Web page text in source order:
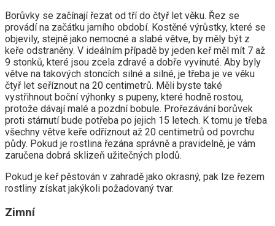
Borůvky se začínají řezat od tří do čtyř let věku. Řez se
provádí na začátku jarního období. Kostěné výrůstky, které se
objevily, stejně jako nemocné a slabé větve, by měly být z
keře odstraněny. V ideálním případě by jeden keř měl mít 7 až
9 stonků, které jsou zcela zdravé a dobře vyvinuté. Aby byly
větve na takových stoncích silné a silné, je třeba je ve věku
čtyř let seříznout na 20 centimetrů. Měli byste také
vystřihnout boční výhonky s pupeny, které hodně rostou,
protože dávají malé a pozdní bobule. Prořezávání borůvek
proti stárnutí bude potřeba po jejich 15 letech. K tomu je třeba
všechny větve keře odříznout až 20 centimetrů od povrchu
půdy. Pokud je rostlina řezána správně a pravidelně, je vám
zaručena dobrá sklizeň užitečných plodů.
Pokud je keř pěstován v zahradě jako okrasný, pak lze řezem
rostliny získat jakýkoli požadovaný tvar.
Zimní